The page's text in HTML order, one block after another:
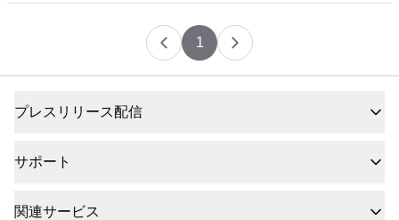
1
プレスリリース配信
サポート
関連サービス